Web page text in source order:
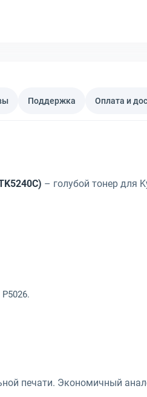
Поддержка Оплата и
– голубой тонер для
печати. Экономичный